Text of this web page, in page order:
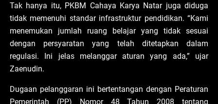
Tak hanya itu, PKBM Cahaya Karya Natar juga diduga
tidak memenuhi standar infrastruktur pendidikan. “Kami
menemukan jumlah ruang belajar yang tidak sesuai
dengan persyaratan yang telah ditetapkan dalam
regulasi. Ini jelas melanggar aturan yang ada,” ujar
Zaenudin.
Dugaan pelanggaran ini bertentangan dengan Peraturan
Pemerintah (PP) Nomor 48 Tahun 2008 tentang